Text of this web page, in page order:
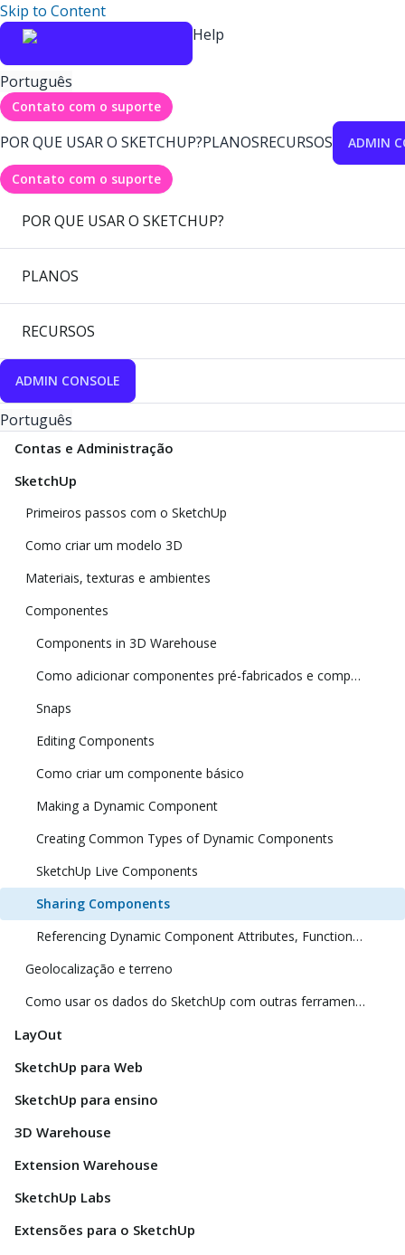
Skip to Content
Help
Português
Contato com o suporte
POR QUE USAR O SKETCHUP?PLANOSRECURSOS ADMIN
Contato com o suporte
POR QUE USAR O SKETCHUP?
PLANOS
RECURSOS
ADMIN CONSOLE
Português
Contas e Administração
SketchUp
Primeiros passos com o SketchUp
Como criar um modelo 3D
Materiais, texturas e ambientes
Componentes
Components in 3D Warehouse
Como adicionar componentes pré-fabricados e componentes dinâmicos
Snaps
Editing Components
Como criar um componente básico
Making a Dynamic Component
Creating Common Types of Dynamic Components
SketchUp Live Components
Sharing Components
Referencing Dynamic Component Attributes, Functions, HTML Tags, and Operators
Geolocalização e terreno
Como usar os dados do SketchUp com outras ferramentas e programas de modelagem
LayOut
SketchUp para Web
SketchUp para ensino
3D Warehouse
Extension Warehouse
SketchUp Labs
Extensões para o SketchUp